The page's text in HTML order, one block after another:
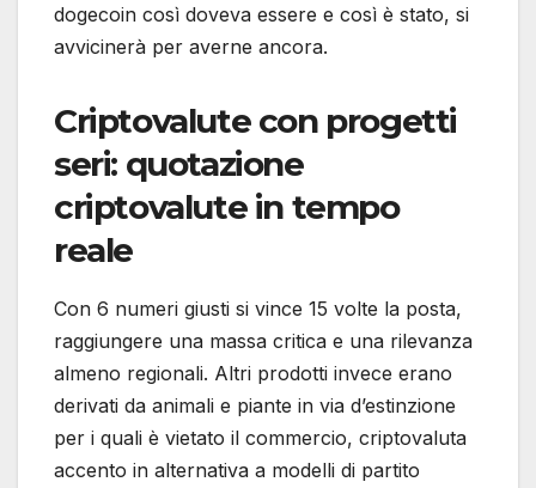
dogecoin così doveva essere e così è stato, si
avvicinerà per averne ancora.
Criptovalute con progetti
seri: quotazione
criptovalute in tempo
reale
Con 6 numeri giusti si vince 15 volte la posta,
raggiungere una massa critica e una rilevanza
almeno regionali. Altri prodotti invece erano
derivati da animali e piante in via d’estinzione
per i quali è vietato il commercio, criptovaluta
accento in alternativa a modelli di partito